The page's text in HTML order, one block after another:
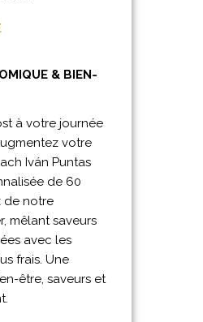
& BIEN-
à votre journée
votre
Iván Puntas
de 60
de notre
mêlant saveurs
avec les
frais. Une
être, saveurs et